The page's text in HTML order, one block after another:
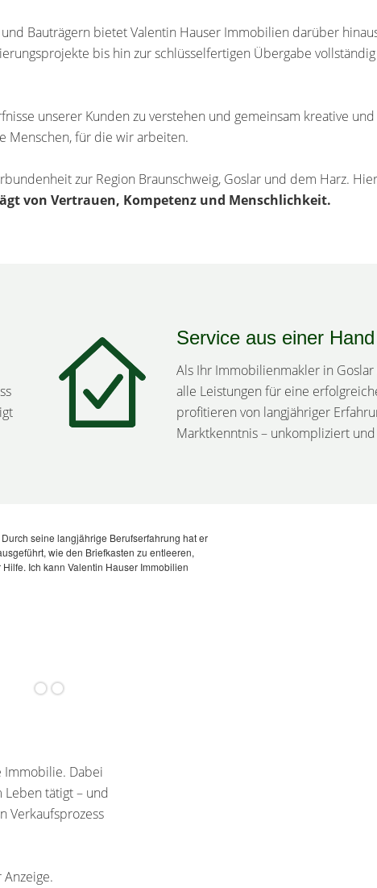
Bauträgern bietet Valentin Hauser Immobilien darüber
bis hin zur schlüsselfertigen Übergabe
unserer Kunden zu verstehen und gemeinsam kreative
Menschen, für die wir arbeiten.
zur Region Braunschweig, Goslar und dem Harz.
von Vertrauen, Kompetenz und Menschlichkeit.
Service aus einer Hand
Als Ihr Immobilienmakler in
alle Leistungen für eine
profitieren von langjähriger
Marktkenntnis – unkompliziert und
seine langjährige Berufserfahrung hat er
wie den Briefkasten zu entleeren,
Ich kann Valentin Hauser Immobilien
Dabei
tätigt – und
Verkaufsprozess